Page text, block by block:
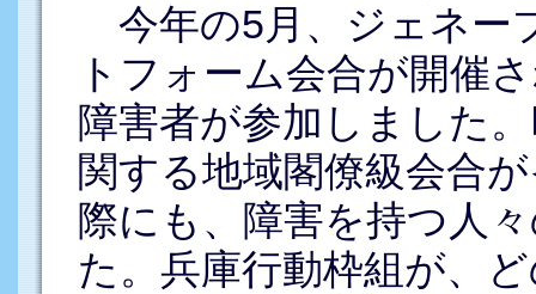
今年の5月、ジェネー
トフォーム会合が開催
障害者が参加しました
関する地域閣僚級会合
際にも、障害を持つ人
た。兵庫行動枠組が、